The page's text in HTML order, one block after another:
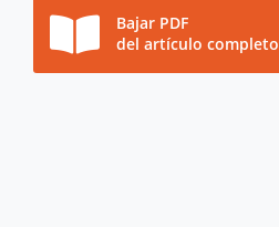
Bajar PDF
del artículo completo